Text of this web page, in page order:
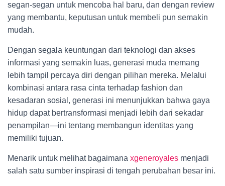
segan-segan untuk mencoba hal baru, dan dengan review
yang membantu, keputusan untuk membeli pun semakin
mudah.
Dengan segala keuntungan dari teknologi dan akses
informasi yang semakin luas, generasi muda memang
lebih tampil percaya diri dengan pilihan mereka. Melalui
kombinasi antara rasa cinta terhadap fashion dan
kesadaran sosial, generasi ini menunjukkan bahwa gaya
hidup dapat bertransformasi menjadi lebih dari sekadar
penampilan—ini tentang membangun identitas yang
memiliki tujuan.
Menarik untuk melihat bagaimana xgeneroyales menjadi
salah satu sumber inspirasi di tengah perubahan besar ini.